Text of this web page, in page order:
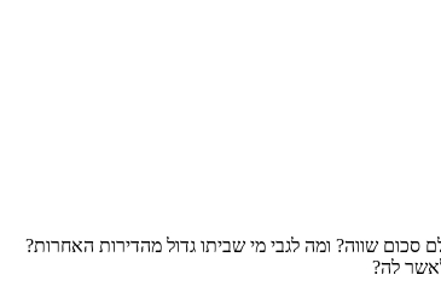
סכום שווה? ומה לגבי מי שביתו גדול מהדירות האחרות?
לה?